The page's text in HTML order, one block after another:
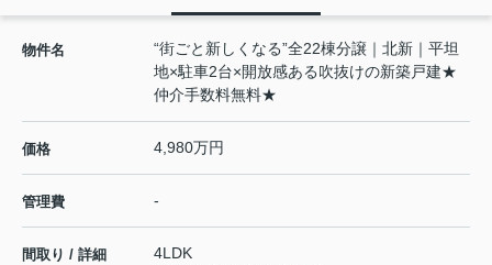
物件名
“街ごと新しくなる”全22棟分譲｜北新｜平坦
地×駐車2台×開放感ある吹抜けの新築戸建★
仲介手数料無料★
価格 4,980万円
管理費 -
間取り / 詳細
4LDK